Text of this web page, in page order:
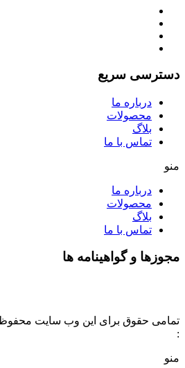
دسترسی سریع
درباره ما
محصولات
بلاگ
تماس با ما
منو
درباره ما
محصولات
بلاگ
تماس با ما
مجوزها و گواهینامه ها
تمامی حقوق برای این وب سایت
:
منو